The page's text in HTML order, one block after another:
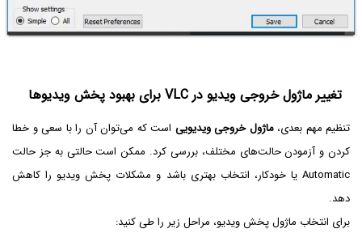
تغییر ماژول خروجی ویدیو در VLC برای بهبود پخش ویدیوها
تنظیم مهم بعدی،ماژول خروجی ویدیویی است که می‌توان آن را با سعی و خطا
کردن و آزمودن حالت‌های مختلف، بررسی کرد. ممکن است حالتی به جز حالت
Automatic یا خودکار، انتخاب بهتری باشد و مشکلات پخش ویدیو را کاهش
دهد.
برای انتخاب ماژول پخش ویدیو، مراحل زیر را طی کنید: